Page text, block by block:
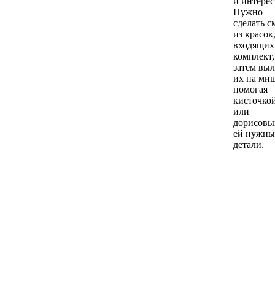
Нужно
сделать
из красок,
затем
их на
помогая
или
ей
детали.